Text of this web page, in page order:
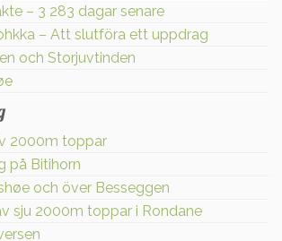
– 3 283 dagar senare
– Att slutföra ett uppdrag
och Storjuvtinden
2000m toppar
på Bitihorn
och över Besseggen
sju 2000m toppar i Rondane